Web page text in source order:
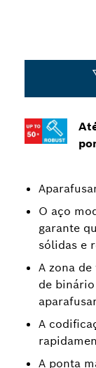
O aço
garante
sólidas e
A zona
de
A
A ponta